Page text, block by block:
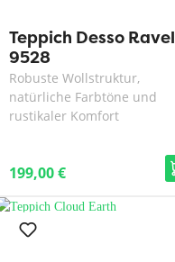
Teppich Desso Ravel
9528
Robuste Wollstruktur,
natürliche Farbtöne und
rustikaler Komfort
199,00 €